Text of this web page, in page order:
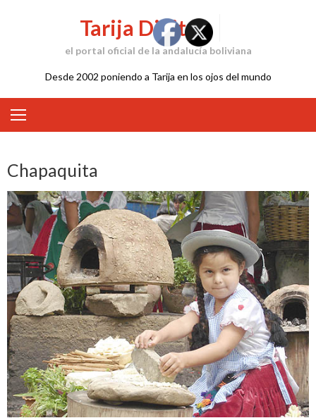
Tarija Digital
el portal oficial de la andalucía boliviana
Desde 2002 poniendo a Tarija en los ojos del mundo
Chapaquita